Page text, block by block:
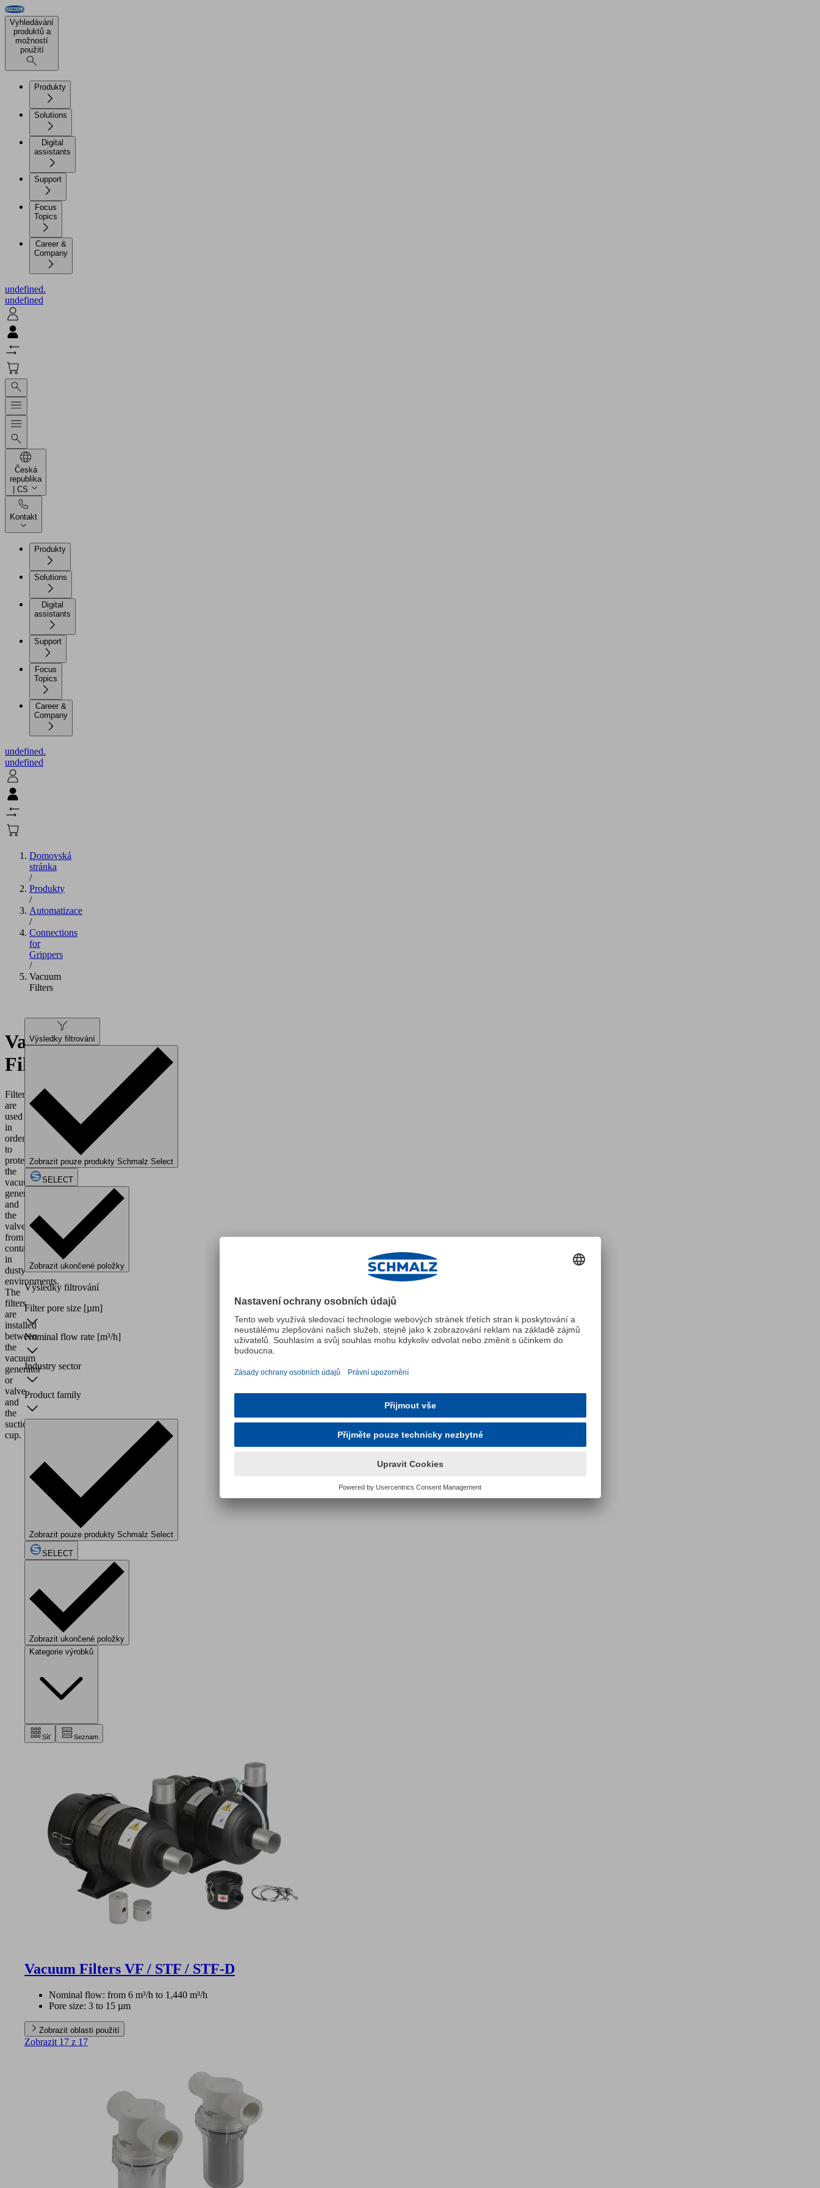
Vyhledávání
produktů a
možností
použití
Produkty
Solutions
Digital
assistants
Support
Focus
Topics
Career &
Company
undefined.
undefined
Česká
republika
| CS
Kontakt
Produkty
Solutions
Digital
assistants
Support
Focus
Topics
Career &
Company
undefined.
undefined
Domovská
stránka
/
Produkty
/
Automatizace
/
Connections
for
Grippers
/
Vacuum
Filters
Vacuum
Filters
Filters
are
used
in
order
to
protect
the
vacuum
generator
and
the
valve
from
contamination
in
dusty
environments.
The
filters
are
installed
between
the
vacuum
generator
or
valve
and
the
suction
cup.
Výsledky filtrování
Zobrazit pouze produkty Schmalz Select
SELECT
Zobrazit ukončené položky
Výsledky filtrování
Filter pore size [µm]
Nominal flow rate [m³/h]
Industry sector
Product family
Zobrazit pouze produkty Schmalz Select
SELECT
Zobrazit ukončené položky
Kategorie výrobků
Síť Seznam
Vacuum Filters VF / STF / STF-D
Nominal flow: from 6 m³/h to 1,440 m³/h
Pore size: 3 to 15 µm
Zobrazit oblasti použití
Zobrazit 17 z 17